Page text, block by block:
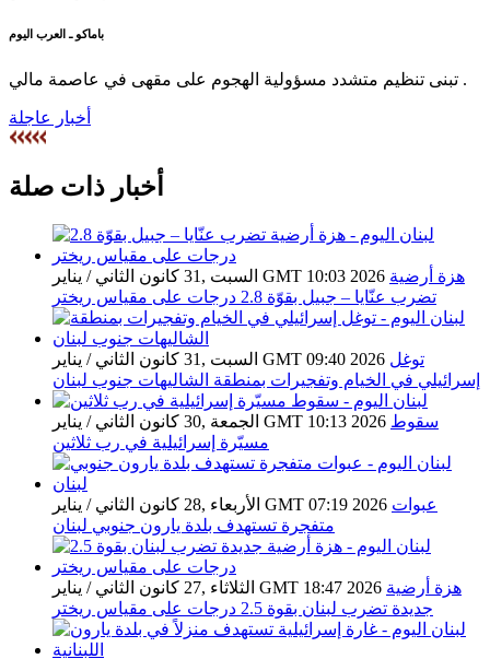
باماكو ـ العرب اليوم
تبنى تنظيم متشدد مسؤولية الهجوم على مقهى في عاصمة مالي .
أخبار عاجلة
أخبار ذات صلة
السبت ,31 كانون الثاني / يناير GMT 10:03 2026 هزة أرضية
تضرب عنّايا – جبيل بقوّة 2.8 درجات على مقياس ريختر
السبت ,31 كانون الثاني / يناير GMT 09:40 2026 توغل
إسرائيلي في الخيام وتفجيرات بمنطقة الشاليهات جنوب لبنان
الجمعة ,30 كانون الثاني / يناير GMT 10:13 2026 سقوط
مسيّرة إسرائيلية في رب ثلاثين
الأربعاء ,28 كانون الثاني / يناير GMT 07:19 2026 عبوات
متفجرة تستهدف بلدة يارون جنوبي لبنان
الثلاثاء ,27 كانون الثاني / يناير GMT 18:47 2026 هزة أرضية
جديدة تضرب لبنان بقوة 2.5 درجات على مقياس ريختر